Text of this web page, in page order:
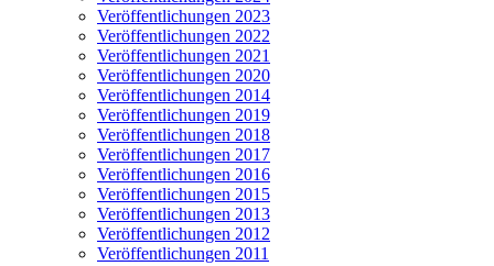
Veröffentlichungen 2023
Veröffentlichungen 2022
Veröffentlichungen 2021
Veröffentlichungen 2020
Veröffentlichungen 2014
Veröffentlichungen 2019
Veröffentlichungen 2018
Veröffentlichungen 2017
Veröffentlichungen 2016
Veröffentlichungen 2015
Veröffentlichungen 2013
Veröffentlichungen 2012
Veröffentlichungen 2011